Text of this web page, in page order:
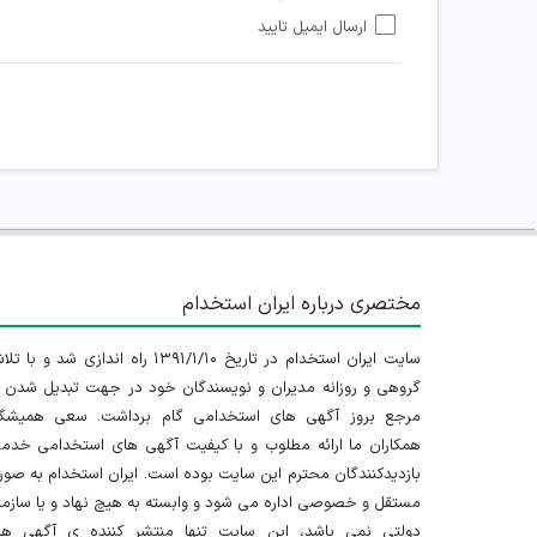
امکان هماهنگی برای هرگونه ملاقات حضوری چه به
ارسال ایمیل تایید
مختصری درباره ایران استخدام
سایت ایران استخدام در تاریخ ۱۳۹۱/۱/۱۰ راه اندازی شد و
گروهی و روزانه مدیران و نویسندگان خود در جهت تبدیل شدن
مرجع بروز آگهی های استخدامی گام برداشت. سعی
همکاران ما ارائه مطلوب و با کیفیت آگهی های استخدامی
بازدیدکنندگان محترم این سایت بوده است. ایران استخدام به
مستقل و خصوصی اداره می شود و وابسته به هیچ نهاد و یا